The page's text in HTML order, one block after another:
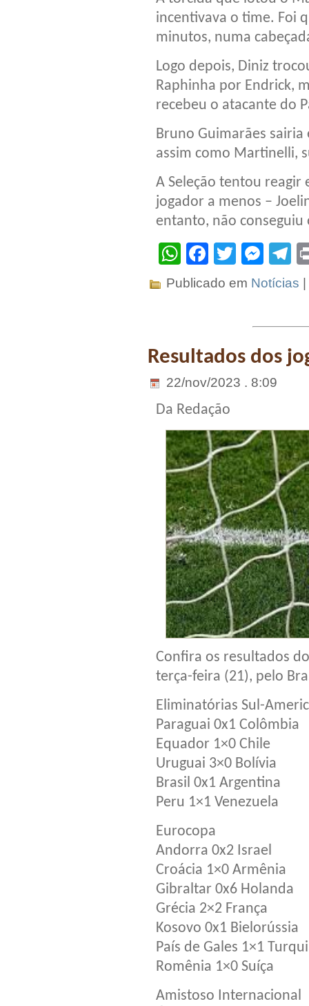
incentivava o time. Foi
minutos, numa
Logo depois, Diniz
Raphinha por Endrick,
recebeu o atacante do
Bruno Guimarães sairia
assim como Martinelli,
A Seleção tentou
jogador a menos –
entanto, não conseguiu
WhatsApp
Facebook
Twitter
Publicado em Notícias
Resultados dos
22/nov/2023 . 8:09
Da Redação
Confira os resultados
terça-feira (21), pelo
Eliminatórias Sul-
Paraguai 0x1 Colômbia
Equador 1×0 Chile
Uruguai 3×0 Bolívia
Brasil 0x1 Argentina
Peru 1×1 Venezuela
Eurocopa
Andorra 0x2 Israel
Croácia 1×0 Armênia
Gibraltar 0x6 Holanda
Grécia 2×2 França
Kosovo 0x1 Bielorússia
País de Gales 1×1
Romênia 1×0 Suíça
Amistoso Internacional